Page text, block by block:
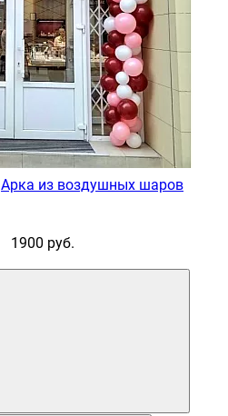
Арка из воздушных шаров
1900 руб.